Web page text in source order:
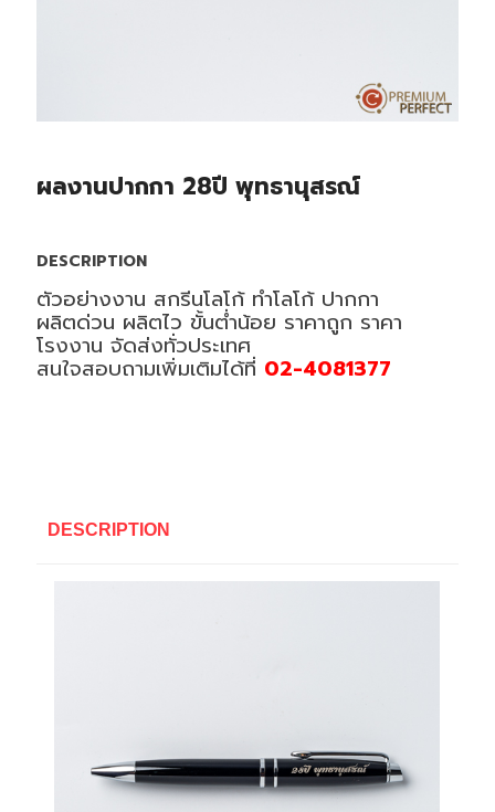
ผลงานปากกา 28ปี พุทธานุสรณ์
DESCRIPTION
ตัวอย่างงาน สกรีนโลโก้ ทำโลโก้ ปากกา
ผลิตด่วน ผลิตไว ขั้นต่ำน้อย ราคาถูก ราคา
โรงงาน จัดส่งทั่วประเทศ
สนใจสอบถามเพิ่มเติมได้ที่ 02-4081377
DESCRIPTION